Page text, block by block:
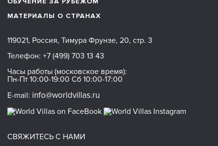
МАТЕРИАЛЫ О СТРАНАХ
119021, Россия, Тимура Фрунзе, 20, стр. 3
Телефон: +7 (499) 703 13 43
Часы работы (московское время):
Пн-Пт 10:00-19:00 Сб 10:00-17:00
E-mail: info@worldvillas.ru
СВЯЖИТЕСЬ С НАМИ